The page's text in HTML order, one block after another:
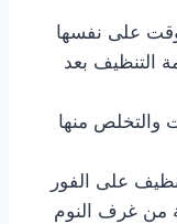
على نفسها
التنظيف بعد
والتخلص منها
على الفور
من غرف النوم